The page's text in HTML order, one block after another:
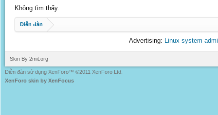
Không tìm thấy.
Diễn đàn
Advertising: Linux system
Skin By 2mit.org
Diễn đàn sử dụng XenForo™ ©2011 XenForo Ltd.
XenForo skin by XenFocus